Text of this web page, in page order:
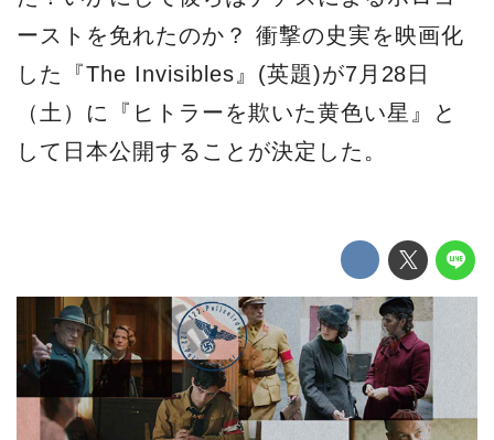
ーストを免れたのか？ 衝撃の史実を映画化
した『The Invisibles』(英題)が7月28日
（土）に『ヒトラーを欺いた黄色い星』と
して日本公開することが決定した。